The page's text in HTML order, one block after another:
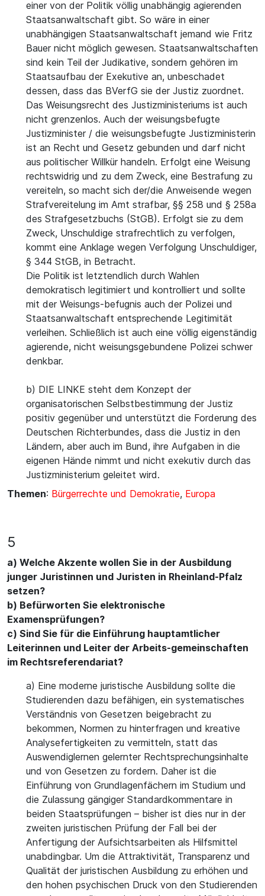
einer von der Politik völlig unabhängig agierenden
Staatsanwaltschaft gibt. So wäre in einer
unabhängigen Staatsanwaltschaft jemand wie Fritz
Bauer nicht möglich gewesen. Staatsanwaltschaften
sind kein Teil der Judikative, sondern gehören im
Staatsaufbau der Exekutive an, unbeschadet
dessen, dass das BVerfG sie der Justiz zuordnet.
Das Weisungsrecht des Justizministeriums ist auch
nicht grenzenlos. Auch der weisungsbefugte
Justizminister / die weisungsbefugte Justizministerin
ist an Recht und Gesetz gebunden und darf nicht
aus politischer Willkür handeln. Erfolgt eine Weisung
rechtswidrig und zu dem Zweck, eine Bestrafung zu
vereiteln, so macht sich der/die Anweisende wegen
Strafvereitelung im Amt strafbar, §§ 258 und § 258a
des Strafgesetzbuchs (StGB). Erfolgt sie zu dem
Zweck, Unschuldige strafrechtlich zu verfolgen,
kommt eine Anklage wegen Verfolgung Unschuldiger,
§ 344 StGB, in Betracht.
Die Politik ist letztendlich durch Wahlen
demokratisch legitimiert und kontrolliert und sollte
mit der Weisungs-befugnis auch der Polizei und
Staatsanwaltschaft entsprechende Legitimität
verleihen. Schließlich ist auch eine völlig eigenständig
agierende, nicht weisungsgebundene Polizei schwer
denkbar.
b) DIE LINKE steht dem Konzept der
organisatorischen Selbstbestimmung der Justiz
positiv gegenüber und unterstützt die Forderung des
Deutschen Richterbundes, dass die Justiz in den
Ländern, aber auch im Bund, ihre Aufgaben in die
eigenen Hände nimmt und nicht exekutiv durch das
Justizministerium geleitet wird.
Themen: Bürgerrechte und Demokratie, Europa
5
a) Welche Akzente wollen Sie in der Ausbildung
junger Juristinnen und Juristen in Rheinland-Pfalz
setzen?
b) Befürworten Sie elektronische
Examensprüfungen?
c) Sind Sie für die Einführung hauptamtlicher
Leiterinnen und Leiter der Arbeits-gemeinschaften
im Rechtsreferendariat?
a) Eine moderne juristische Ausbildung sollte die
Studierenden dazu befähigen, ein systematisches
Verständnis von Gesetzen beigebracht zu
bekommen, Normen zu hinterfragen und kreative
Analysefertigkeiten zu vermitteln, statt das
Auswendiglernen gelernter Rechtsprechungsinhalte
und von Gesetzen zu fordern. Daher ist die
Einführung von Grundlagenfächern im Studium und
die Zulassung gängiger Standardkommentare in
beiden Staatsprüfungen – bisher ist dies nur in der
zweiten juristischen Prüfung der Fall bei der
Anfertigung der Aufsichtsarbeiten als Hilfsmittel
unabdingbar. Um die Attraktivität, Transparenz und
Qualität der juristischen Ausbildung zu erhöhen und
den hohen psychischen Druck von den Studierenden